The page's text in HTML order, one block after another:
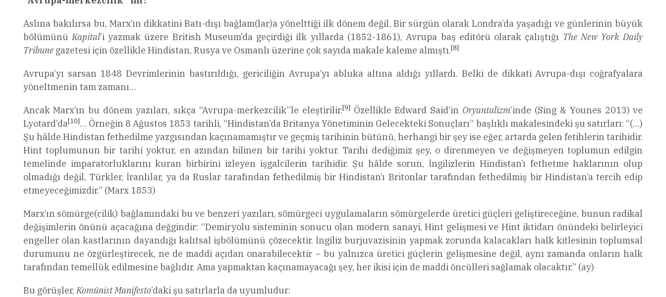
Aslına bakılırsa bu, Marx’ın dikkatini Batı-dışı bağlam(lar)a yönelttiği ilk dönem değil. Bir sürgün olarak Londra’da yaşadığı ve günlerinin büyük
bölümünüKapital’i yazmak üzere British Museum’da geçirdiği ilk yıllarda (1852-1861), Avrupa baş editörü olarak çalıştığı The New York Daily
Tribunegazetesi için özellikle Hindistan, Rusya ve Osmanlı üzerine çok sayıda makale kaleme almıştı.[8]
Avrupa’yı sarsan 1848 Devrimlerinin bastırıldığı, gericiliğin Avrupa’yı abluka altına aldığı yıllardı. Belki de dikkati Avrupa-dışı coğrafyalara
yöneltmenin tam zamanı…
Ancak Marx’ın bu dönem yazıları, sıkça “Avrupa-merkezcilik”le eleştirilir.[9] Özellikle Edward Said’in Oryantalizm’inde (Sing & Younes 2013) ve
Lyotard’da[10]… Örneğin 8 Ağustos 1853 tarihli, “Hindistan’da Britanya Yönetiminin Gelecekteki Sonuçları” başlıklı makalesindeki şu satırları: “(…)
Şu hâlde Hindistan fethedilme yazgısından kaçınamamıştır ve geçmiş tarihinin bütünü, herhangi bir şey ise eğer, artarda gelen fetihlerin tarihidir.
Hint toplumunun bir tarihi yoktur, en azından bilinen bir tarihi yoktur. Tarihi dediğimiz şey, o direnmeyen ve değişmeyen toplumun edilgin
temelinde imparatorluklarını kuran birbirini izleyen işgalcilerin tarihidir. Şu hâlde sorun, İngilizlerin Hindistan’ı fethetme haklarının olup
olmadığı değil, Türkler, İranlılar, ya da Ruslar tarafından fethedilmiş bir Hindistan’ı Britonlar tarafından fethedilmiş bir Hindistan’a tercih edip
etmeyeceğimizdir.” (Marx 1853)
Marx’ın sömürge(cilik) bağlamındaki bu ve benzeri yazıları, sömürgeci uygulamaların sömürgelerde üretici güçleri geliştireceğine, bunun radikal
değişimlerin önünü açacağına değgindir: “Demiryolu sisteminin sonucu olan modern sanayi, Hint gelişmesi ve Hint iktidarı önündeki belirleyici
engeller olan kastlarının dayandığı kalıtsal işbölümünü çözecektir. İngiliz burjuvazisinin yapmak zorunda kalacakları halk kitlesinin toplumsal
durumunu ne özgürleştirecek, ne de maddi açıdan onarabilecektir – bu yalnızca üretici güçlerin gelişmesine değil, aynı zamanda onların halk
tarafından temellük edilmesine bağlıdır. Ama yapmaktan kaçınamayacağı şey, her ikisi için de maddi öncülleri sağlamak olacaktır.” (ay)
Bu görüşler,Komünist Manifesto’daki şu satırlarla da uyumludur: